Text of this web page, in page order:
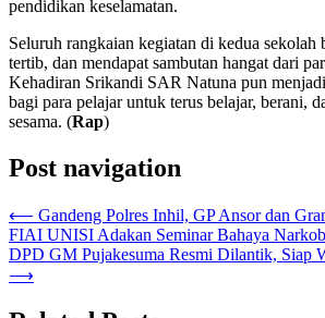
pendidikan keselamatan.
Seluruh rangkaian kegiatan di kedua sekolah
tertib, dan mendapat sambutan hangat dari
Kehadiran Srikandi SAR Natuna pun
bagi para pelajar untuk terus belajar, berani,
sesama. (Rap)
Post navigation
⟵ Gandeng Polres Inhil, GP Ansor dan
FIAI UNISI Adakan Seminar Bahaya
DPD GM Pujakesuma Resmi Dilantik, Siap
⟶